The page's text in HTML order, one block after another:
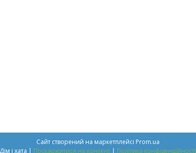
Сайт створений на маркетплейсі Prom.ua
Дім і хата | Поскаржитися на контент | Політика конфіденційності